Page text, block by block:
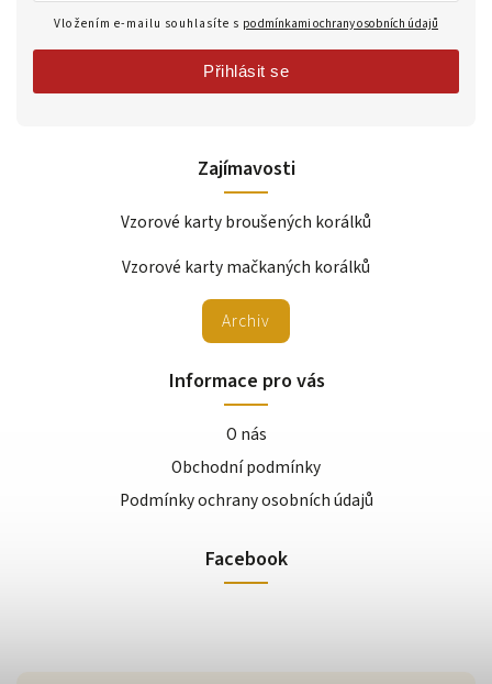
Zajímavosti
Vzorové karty broušených korálků
Vzorové karty mačkaných korálků
Archiv
Vložením e-mailu souhlasíte s podmínkami ochrany osobních údajů
Přihlásit se
Informace pro vás
O nás
Obchodní podmínky
Podmínky ochrany osobních údajů
Facebook